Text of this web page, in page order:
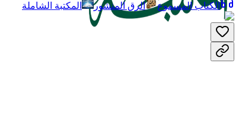
الكتاب المسموع الرق المنشور المكتبة الشاملة